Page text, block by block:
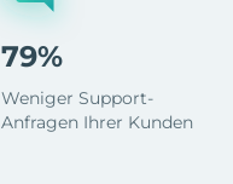
79%
Weniger Support-
Anfragen Ihrer Kunden